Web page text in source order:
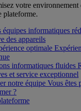
votre
plateforme.
équipes informatiques
des appareils
optimale
informatiques fluides
et service exceptionnel
notre équipe Vous êtes
?